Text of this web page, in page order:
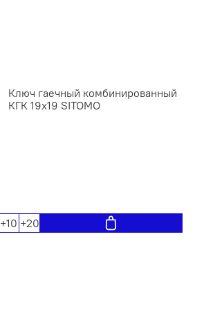
Ключ гаечный комбинированный
КГК 19х19 SITOMO
+10 +20